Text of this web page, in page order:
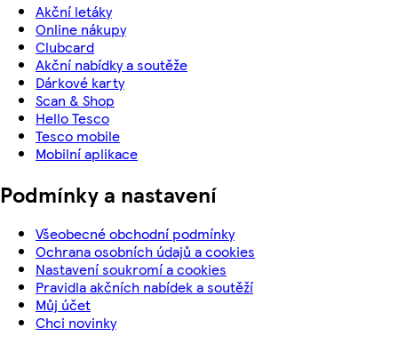
Akční letáky
Online nákupy
Clubcard
Akční nabídky a soutěže
Dárkové karty
Scan & Shop
Hello Tesco
Tesco mobile
Mobilní aplikace
Podmínky a nastavení
Všeobecné obchodní podmínky
Ochrana osobních údajů a cookies
Nastavení soukromí a cookies
Pravidla akčních nabídek a soutěží
Můj účet
Chci novinky